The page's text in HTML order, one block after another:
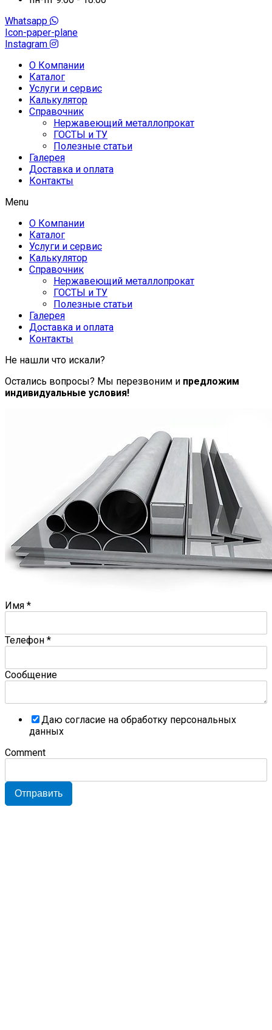
Whatsapp
Icon-paper-plane
Instagram
О Компании
Каталог
Услуги и сервис
Калькулятор
Справочник
Нержавеющий металлопрокат
ГОСТЫ и ТУ
Полезные статьи
Галерея
Доставка и оплата
Контакты
Menu
О Компании
Каталог
Услуги и сервис
Калькулятор
Справочник
Нержавеющий металлопрокат
ГОСТЫ и ТУ
Полезные статьи
Галерея
Доставка и оплата
Контакты
Не нашли что искали?
Остались вопросы? Мы перезвоним и предложим
индивидуальные условия!
Имя *
Телефон *
Сообщение
Даю согласие на обработку персональных
данных
Comment
Отправить